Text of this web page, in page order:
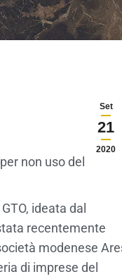
Set
21
2020
non uso del
ideata dal
recentemente
modenese
di imprese del